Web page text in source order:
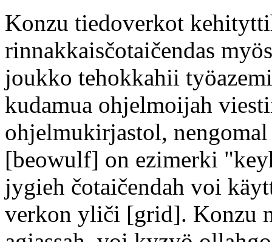
Konzu tiedoverkot
rinnakkaisčotaičendas
joukko tehokkahii
kudamua ohjelmoijah
ohjelmukirjastol,
[beowulf] on ezimerki
jygieh čotaičendah voi
verkon yliči [grid]. Konzu